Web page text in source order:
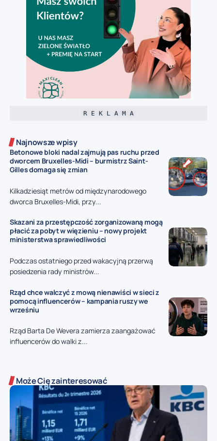
R E K L A M A
Najnowsze wpisy
Betonowe bloki nadal zajmują pas ruchu przed
dworcem Bruxelles-Midi – burmistrz Saint-
Gilles domaga się zmian
Kilkadziesiąt metrów od międzynarodowego
dworca Bruxelles-Midi, przy...
Skazani za przestępczość zorganizowaną mogą
płacić za pobyt w więzieniu – nowy projekt
ministerstwa sprawiedliwości
Podczas ostatniego przed wakacyjną przerwą
posiedzenia rady ministrów...
Rząd chce walczyć z mową nienawiści w sieci z
pomocą influencerów – kampania ruszy we
wrześniu
Rząd Barta De Wevera zamierza zaangażować
influencerów do walki z...
Może Cię zainteresować